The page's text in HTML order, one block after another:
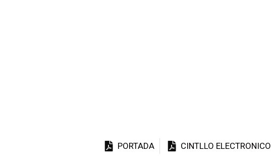
PORTADA CINTLLO ELECTRONICO